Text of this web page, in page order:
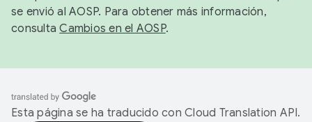
se envió al AOSP. Para obtener más información,
consultaCambios en el AOSP.
Esta página se ha traducido con Cloud Translation API.